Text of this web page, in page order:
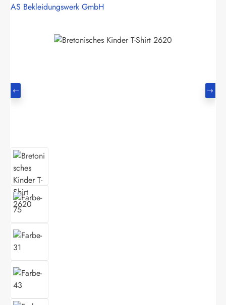
AS Bekleidungswerk GmbH
Bildergalerie überspringen